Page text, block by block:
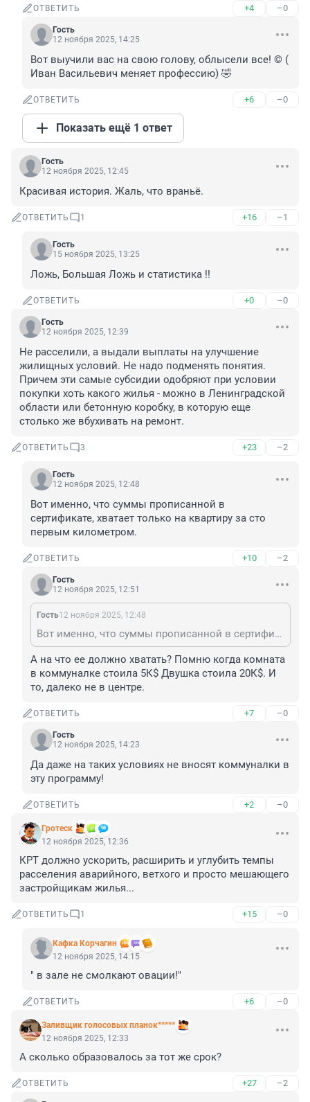
ОТВЕТИТЬ +4 –0
Гость
12 ноября 2025, 14:25
Вот выучили вас на свою голову, облысели все! © (
Иван Васильевич меняет профессию) 🤣
ОТВЕТИТЬ +6 –0
Показать ещё 1 ответ
Гость
12 ноября 2025, 12:45
Красивая история. Жаль, что враньё.
ОТВЕТИТЬ 1 +16 –1
Гость
15 ноября 2025, 13:25
Ложь, Большая Ложь и статистика !!
ОТВЕТИТЬ +0 –0
Гость
12 ноября 2025, 12:39
Не расселили, а выдали выплаты на улучшение
жилищных условий. Не надо подменять понятия.
Причем эти самые субсидии одобряют при условии
покупки хоть какого жилья - можно в Ленинградской
области или бетонную коробку, в которую еще
столько же вбухивать на ремонт.
ОТВЕТИТЬ 3 +23 –2
Гость
12 ноября 2025, 12:48
Вот именно, что суммы прописанной в
сертификате, хватает только на квартиру за сто
первым километром.
ОТВЕТИТЬ +10 –2
Гость
12 ноября 2025, 12:51
Гость12 ноября 2025, 12:48
Вот именно, что суммы прописанной в сертификате, хватает только на квартиру за сто первым километром.
А на что ее должно хватать? Помню когда комната
в коммуналке стоила 5К$ Двушка стоила 20К$. И
то, далеко не в центре.
ОТВЕТИТЬ +7 –0
Гость
12 ноября 2025, 14:23
Да даже на таких условиях не вносят коммуналки в
эту программу!
ОТВЕТИТЬ +2 –0
Гротеск
12 ноября 2025, 12:36
КРТ должно ускорить, расширить и углубить темпы
расселения аварийного, ветхого и просто мешающего
застройщикам жилья...
ОТВЕТИТЬ 1 +15 –0
Кафка Корчагин
12 ноября 2025, 14:15
" в зале не смолкают овации!"
ОТВЕТИТЬ +6 –0
Заливщик голосовых планок*****
12 ноября 2025, 12:33
А сколько образовалось за тот же срок?
ОТВЕТИТЬ +27 –2